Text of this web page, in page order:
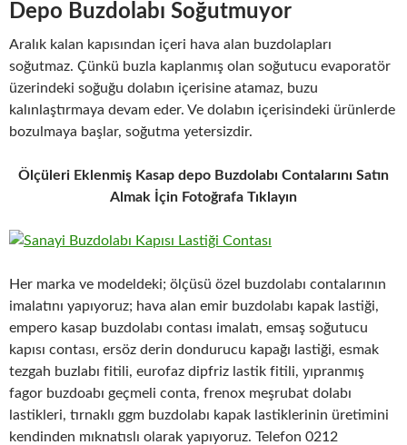
Depo Buzdolabı Soğutmuyor
Aralık kalan kapısından içeri hava alan buzdolapları
soğutmaz. Çünkü buzla kaplanmış olan soğutucu evaporatör
üzerindeki soğuğu dolabın içerisine atamaz, buzu
kalınlaştırmaya devam eder. Ve dolabın içerisindeki ürünlerde
bozulmaya başlar, soğutma yetersizdir.
Ölçüleri Eklenmiş Kasap depo Buzdolabı Contalarını Satın
Almak İçin Fotoğrafa Tıklayın
Her marka ve modeldeki; ölçüsü özel buzdolabı contalarının
imalatını yapıyoruz; hava alan emir buzdolabı kapak lastiği,
empero kasap buzdolabı contası imalatı, emsaş soğutucu
kapısı contası, ersöz derin dondurucu kapağı lastiği, esmak
tezgah buzlabı fitili, eurofaz dipfriz lastik fitili, yıpranmış
fagor buzdoabı geçmeli conta, frenox meşrubat dolabı
lastikleri, tırnaklı ggm buzdolabı kapak lastiklerinin üretimini
kendinden mıknatıslı olarak yapıyoruz. Telefon 0212